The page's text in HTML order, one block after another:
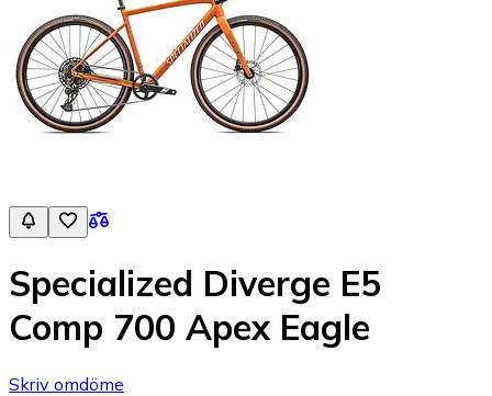
Specialized Diverge E5
Comp 700 Apex Eagle
Skriv omdöme